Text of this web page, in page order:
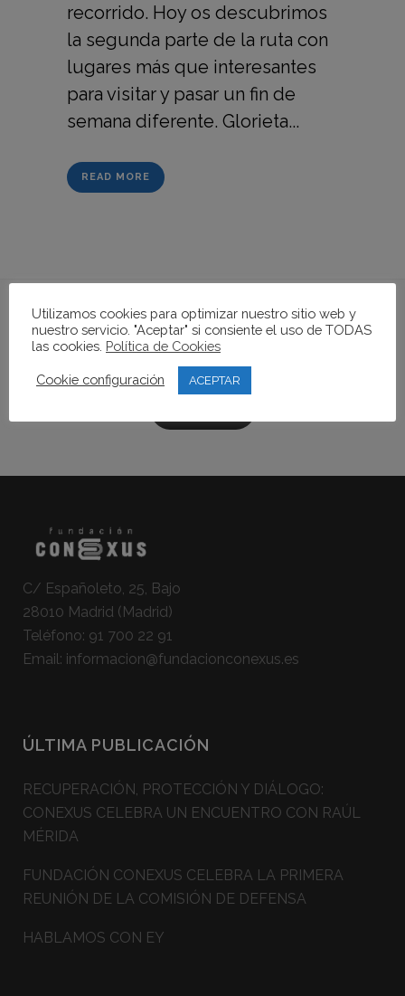
recorrido. Hoy os descubrimos
la segunda parte de la ruta con
lugares más que interesantes
para visitar y pasar un fin de
semana diferente. Glorieta...
READ MORE
Si quieres conocer más
sobre la Fundación...
C/ Españoleto, 25, Bajo
28010 Madrid (Madrid)
Teléfono: 91 700 22 91
Email: informacion@fundacionconexus.es
ÚLTIMA PUBLICACIÓN
RECUPERACIÓN, PROTECCIÓN Y DIÁLOGO:
CONEXUS CELEBRA UN ENCUENTRO CON RAÚL
MÉRIDA
FUNDACIÓN CONEXUS CELEBRA LA PRIMERA
REUNIÓN DE LA COMISIÓN DE DEFENSA
HABLAMOS CON EY
Utilizamos cookies para optimizar nuestro sitio web y
nuestro servicio. "Aceptar" si consiente el uso de TODAS
las cookies. Política de Cookies
Cookie configuración ACEPTAR